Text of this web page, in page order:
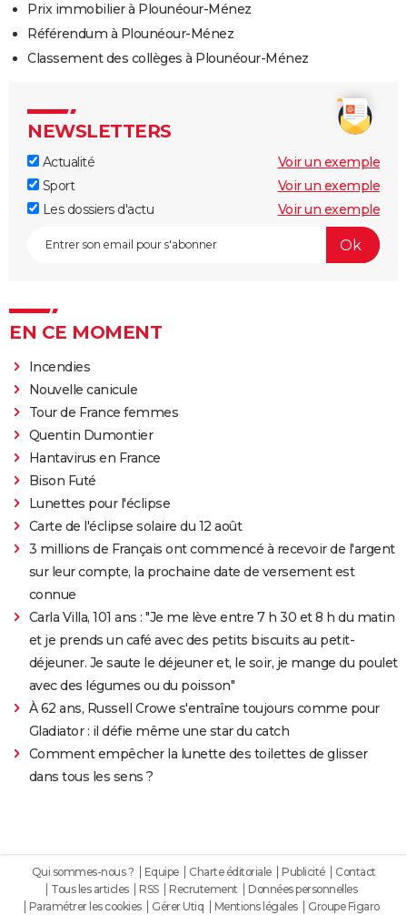
Prix immobilier à Plounéour-Ménez
Référendum à Plounéour-Ménez
Classement des collèges à Plounéour-Ménez
NEWSLETTERS
Actualité
Voir un exemple
Sport
Voir un exemple
Les dossiers d'actu
Voir un exemple
EN CE MOMENT
Incendies
Nouvelle canicule
Tour de France femmes
Quentin Dumontier
Hantavirus en France
Bison Futé
Lunettes pour l'éclipse
Carte de l'éclipse solaire du 12 août
3 millions de Français ont commencé à recevoir de l'argent
sur leur compte, la prochaine date de versement est
connue
Carla Villa, 101 ans : "Je me lève entre 7 h 30 et 8 h du matin
et je prends un café avec des petits biscuits au petit-
déjeuner. Je saute le déjeuner et, le soir, je mange du poulet
avec des légumes ou du poisson"
À 62 ans, Russell Crowe s'entraîne toujours comme pour
Gladiator : il défie même une star du catch
Comment empêcher la lunette des toilettes de glisser
dans tous les sens ?
Qui sommes-nous ? Equipe Charte éditoriale Publicité
Contact
Tous les articles
RSS Recrutement
Données personnelles
Paramétrer les cookies
Gérer Utiq Mentions légales Groupe Figaro